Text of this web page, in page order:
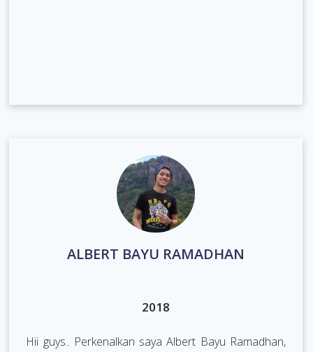
ALBERT BAYU RAMADHAN
2018
Hii guys.. Perkenalkan saya Albert Bayu Ramadhan,